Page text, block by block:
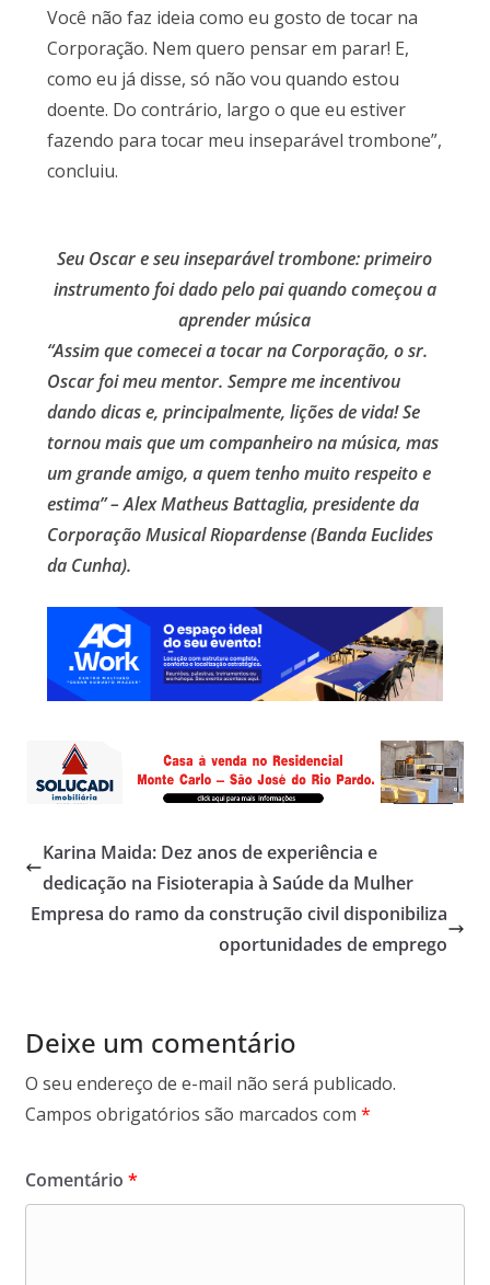
Você não faz ideia como eu gosto de tocar na
Corporação. Nem quero pensar em parar! E,
como eu já disse, só não vou quando estou
doente. Do contrário, largo o que eu estiver
fazendo para tocar meu inseparável trombone”,
concluiu.
Seu Oscar e seu inseparável trombone: primeiro
instrumento foi dado pelo pai quando começou a
aprender música
“Assim que comecei a tocar na Corporação, o sr.
Oscar foi meu mentor. Sempre me incentivou
dando dicas e, principalmente, lições de vida! Se
tornou mais que um companheiro na música, mas
um grande amigo, a quem tenho muito respeito e
estima” – Alex Matheus Battaglia, presidente da
Corporação Musical Riopardense (Banda Euclides
da Cunha).
Karina Maida: Dez anos de experiência e
dedicação na Fisioterapia à Saúde da Mulher
Empresa do ramo da construção civil disponibiliza
oportunidades de emprego
Deixe um comentário
O seu endereço de e-mail não será publicado.
Campos obrigatórios são marcados com *
Comentário *